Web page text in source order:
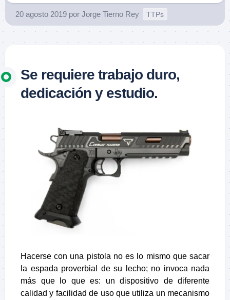
20 agosto 2019 por Jorge Tierno Rey TTPs
Se requiere trabajo duro,
dedicación y estudio.
Hacerse con una pistola no es lo mismo que sacar
la espada proverbial de su lecho; no invoca nada
más que lo que es: un dispositivo de diferente
calidad y facilidad de uso que utiliza un mecanismo